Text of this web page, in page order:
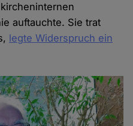
auftauchte. Sie trat
legte Widerspruch ein